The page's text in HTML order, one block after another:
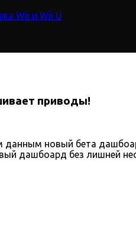
Wii и Wii U
приводы!
новый бета
дашбоард без лишней